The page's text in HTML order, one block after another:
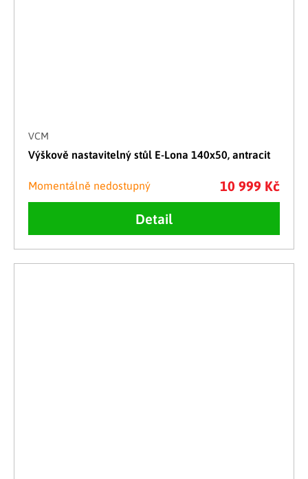
VCM
Výškově nastavitelný stůl E-Lona 140x50, antracit
Momentálně nedostupný 10 999 Kč
Detail